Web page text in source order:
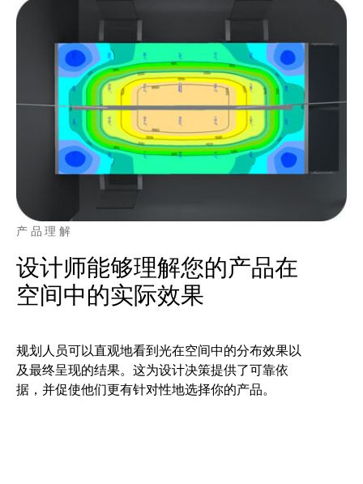
产品理解
设计师能够理解您的产品在
空间中的实际效果
规划人员可以直观地看到光在空间中的分布效果以
及最终呈现的结果。这为设计决策提供了可靠依
据，并促使他们更有针对性地选择你的产品。